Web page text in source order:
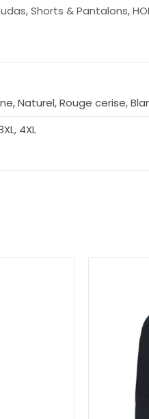
Shorts & Pantalons,
Naturel, Rouge cerise,
4XL